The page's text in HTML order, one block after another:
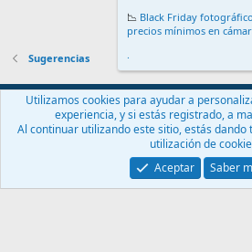
Sugerencias
Español (ES)
Contáctanos
Términos y reglas Política
Community platform by XenForo® © 2010-2024
📉 Black Friday
precios mínimos en
.
Utilizamos cookies para ayudar a
experiencia, y si estás registrado, a
Al continuar utilizando este sitio, estás
utilización de
Aceptar
Saber